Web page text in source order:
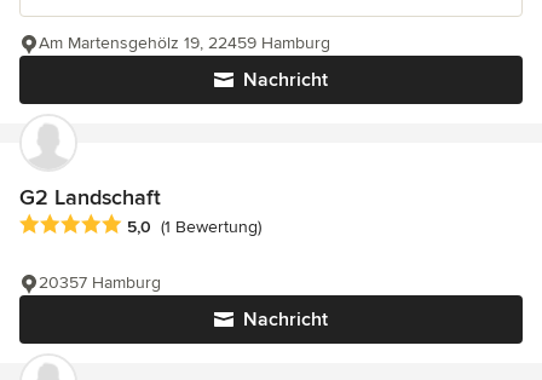
Nachricht
Am Martensgehölz 19, 22459 Hamburg
G2 Landschaft
Durchschnittliche Bewertung: 5 von 5 Sternen
5,0 (1 Bewertung)
Nachricht
20357 Hamburg